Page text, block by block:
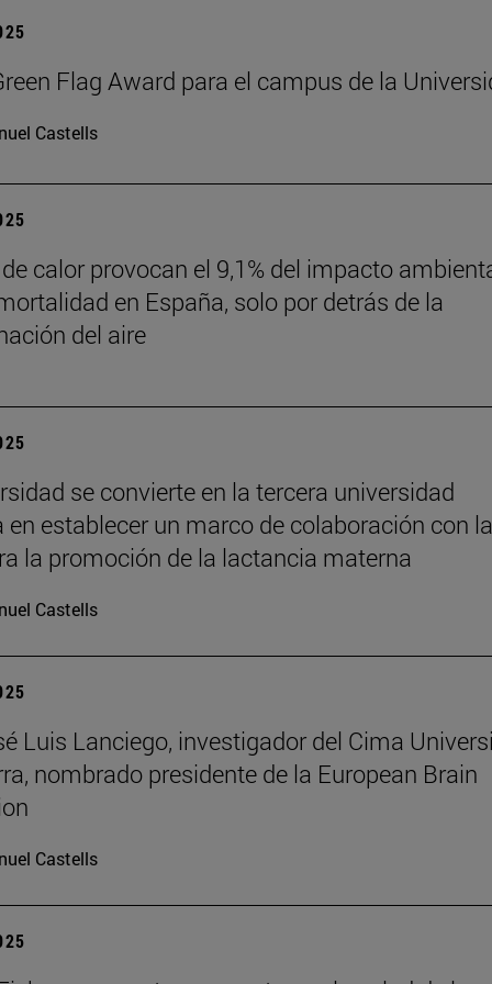
Flag Award para el campus de la
Castells
calor provocan el 9,1% del impacto
en España, solo por detrás de la
del aire
se convierte en la tercera universidad
en establecer un marco de colaboración con la
la promoción de la lactancia materna
Castells
Luis Lanciego, investigador del Cima
nombrado presidente de la European Brain
Castells